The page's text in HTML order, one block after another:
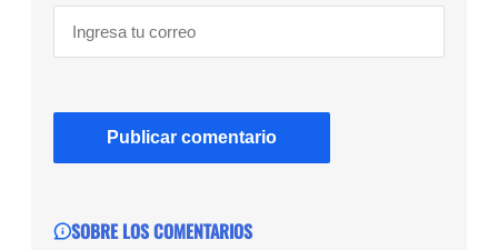
SOBRE LOS COMENTARIOS